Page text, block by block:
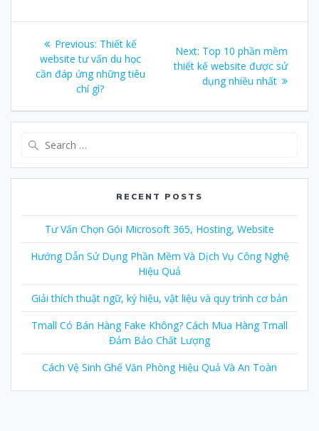
Post
navigation
Previous: Previous
post:
Thiết kế
website tư vấn du học
cần đáp ứng những tiêu
chí gì?
Next: Next
post:
Top 10 phần mềm
thiết kế website được sử
dụng nhiều nhất
RECENT POSTS
Tư Vấn Chọn Gói Microsoft 365, Hosting, Website
Hướng Dẫn Sử Dụng Phần Mềm Và Dịch Vụ Công Nghệ
Hiệu Quả
Giải thích thuật ngữ, ký hiệu, vật liệu và quy trình cơ bản
Tmall Có Bán Hàng Fake Không? Cách Mua Hàng Tmall
Đảm Bảo Chất Lượng
Cách Vệ Sinh Ghế Văn Phòng Hiệu Quả Và An Toàn